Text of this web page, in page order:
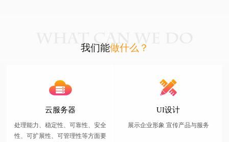
WHAT CAN WE DO
我们能做什么？
云服务器
处理能力、稳定性、可靠性、安全
性、可扩展性、可管理性等方面要
UI设计
展示企业形象 宣传产品与服务